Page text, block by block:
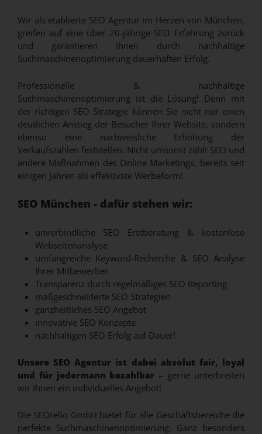
Wir als etablierte SEO Agentur im Herzen von München,
greifen auf eine über 20-jährige SEO Erfahrung zurück
und garantieren Ihnen durch nachhaltige
Suchmaschinenoptimierung dauerhaften Erfolg.
Professionelle & nachhaltige
Suchmaschinenoptimierung ist die Lösung! Denn mit
der richtigen SEO Strategie können Sie nicht nur einen
deutlichen Anstieg der Besucher Ihrer Website, sondern
ebenso eine nachweisliche Erhöhung der
Verkaufszahlen feststellen. Nicht umsonst zählt SEO und
andere Maßnahmen des Online Marketings, bereits seit
einigen Jahren als effektivste Werbeform!
SEO München - dafür stehen wir:
unverbindliche SEO Erstberatung & kostenlose
Webseitenanalyse
umfangreiche Keyword-Recherche & SEO Analyse
Ihrer Mitbewerber
Transparenz durch regelmäßiges SEO Reporting
maßgeschneiderte SEO Strategien
ganzheitliches SEO Angebot
innovative SEO Konzepte
nachhaltigen SEO Erfolg auf Dauer!
Unsere SEO Agentur ist dabei absolut fair, loyal
und für jedermann bezahlbar – gerne unterbreiten
wir Ihnen ein individuelles Angebot!
Die SEOrello GmbH bietet für alle Geschäftsbereiche die
perfekte Suchmaschinenoptimierung. Ganz besonders